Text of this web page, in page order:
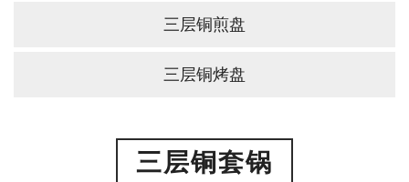
三层铜煎盘
三层铜烤盘
三层铜套锅